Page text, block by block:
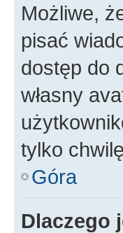
Możliwe,
pisać
dostęp do
własny
tylko
Góra
Dlaczego